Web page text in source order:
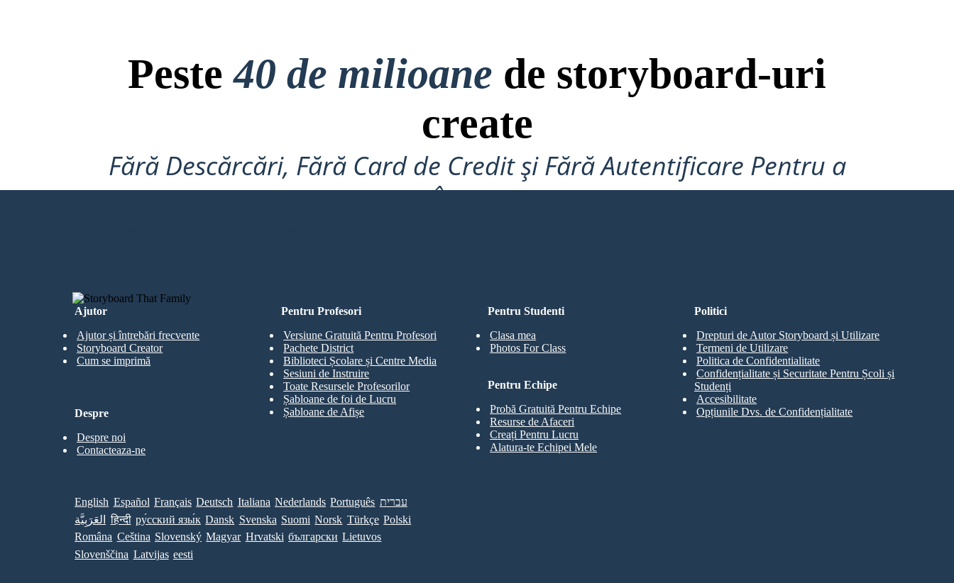
Peste40 de milioane de storyboard-uri
create
Fără Descărcări, Fără Card de Credit și Fără Autentificare Pentru a
Încerca!
Ajutor
Ajutor și întrebări frecvente
Storyboard Creator
Cum se imprimă
Pentru Studenti
Clasa mea
Photos For Class
Pentru Profesori
Versiune Gratuită Pentru Profesori
Pachete District
Biblioteci Școlare și Centre Media
Sesiuni de Instruire
Toate Resursele Profesorilor
Șabloane de foi de Lucru
Șabloane de Afișe
Pentru Echipe
Probă Gratuită Pentru Echipe
Resurse de Afaceri
Creați Pentru Lucru
Alatura-te Echipei Mele
Despre
Despre noi
Contacteaza-ne
Politici
Drepturi de Autor Storyboard și Utilizare
Termeni de Utilizare
Politica de Confidentialitate
Confidențialitate și Securitate Pentru Școli și
Studenți
Accesibilitate
Opțiunile Dvs. de Confidențialitate
English Español Français Deutsch Italiana Nederlands Português עברית
العَرَبِيَّة
हिन्दी ру́сский язы́к Dansk Svenska Suomi Norsk Türkçe Polski
Româna Ceština Slovenský Magyar Hrvatski български Lietuvos
Slovenščina Latvijas eesti